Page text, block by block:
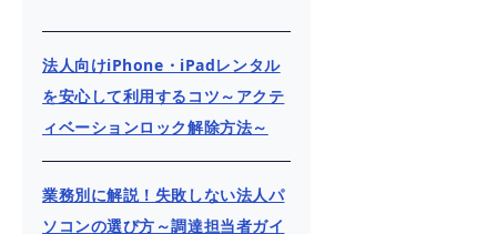
法人向けiPhone・iPadレンタル
を安心して利用するコツ～アクテ
ィベーションロック解除方法～
業務別に解説！失敗しない法人パ
ソコンの選び方～調達担当者ガイ